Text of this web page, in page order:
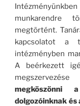
munkarendre
megtörtént.
kapcsolatot a
intézményben
A beérkezett
megköszönni
dolgozóinknak és